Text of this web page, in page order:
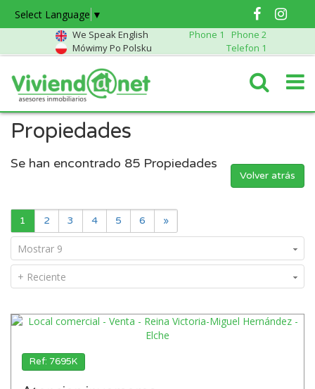
Select Language ▼
We Speak English Phone 1
Phone 2
Mówimy Po Polsku
Telefon 1
Propiedades
Se han encontrado 85 Propiedades
Volver atrás
1 2 3 4 5 6 »
Mostrar 9
+ Reciente
Ref: 7695K